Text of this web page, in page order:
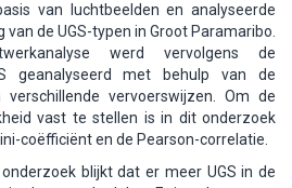
van luchtbeelden en analyseerde
de UGS-typen in Groot Paramaribo.
werd vervolgens de
geanalyseerd met behulp van de
vervoerswijzen. Om de
vast te stellen is in dit onderzoek
coëfficiënt en de Pearson-correlatie.
blijkt dat er meer UGS in de